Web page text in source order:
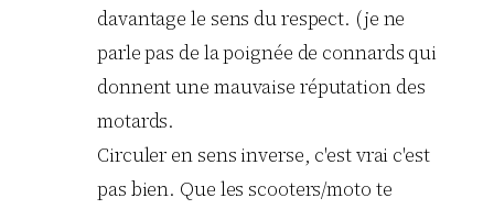
davantage le sens du respect. (je ne
parle pas de la poignée de connards qui
donnent une mauvaise réputation des
motards.
Circuler en sens inverse, c'est vrai c'est
pas bien. Que les scooters/moto te